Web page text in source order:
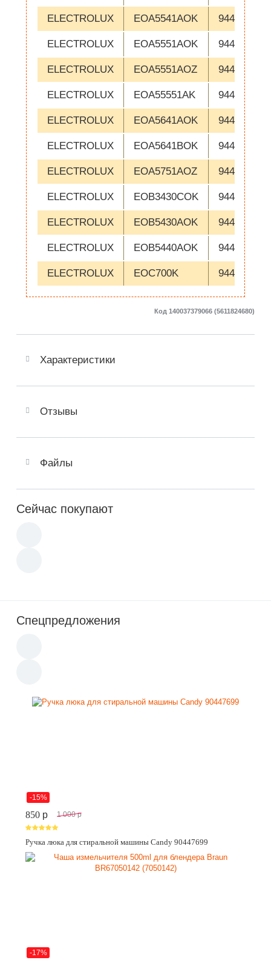
ELECTROLUX EOA5541AOK 944184131
ELECTROLUX EOA5551AOK 944184138
ELECTROLUX EOA5551AOZ 944184461
ELECTROLUX EOA55551AK 944184420
ELECTROLUX EOA5641AOK 944184141
ELECTROLUX EOA5641BOK 944184144
ELECTROLUX EOA5751AOZ 944184462
ELECTROLUX EOB3430COK 944184173
ELECTROLUX EOB5430AOK 944184292
ELECTROLUX EOB5440AOK 944184523
ELECTROLUX EOC700K 944184676
Код 140037379066 (5611824680)
Характеристики
Отзывы
Файлы
Сейчас покупают
Спецпредложения
-15%
850 p 1 000 p
Ручка люка для стиральной машины Candy 90447699
-17%